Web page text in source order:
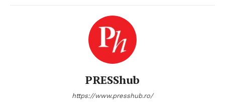
PRESShub
https://www.presshub.ro/